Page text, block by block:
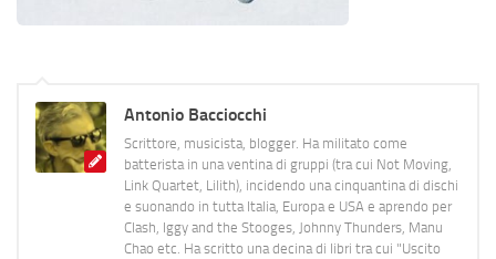
Antonio Bacciocchi
Scrittore, musicista, blogger. Ha militato come
batterista in una ventina di gruppi (tra cui Not Moving,
Link Quartet, Lilith), incidendo una cinquantina di dischi
e suonando in tutta Italia, Europa e USA e aprendo per
Clash, Iggy and the Stooges, Johnny Thunders, Manu
Chao etc. Ha scritto una decina di libri tra cui "Uscito